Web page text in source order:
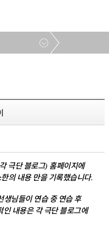
각 극단 블로그) 홈페이지에
의 내용 만을 기록했습니다.
생님들이 연습 중 연습 후
인 내용은 각 극단 블로그에